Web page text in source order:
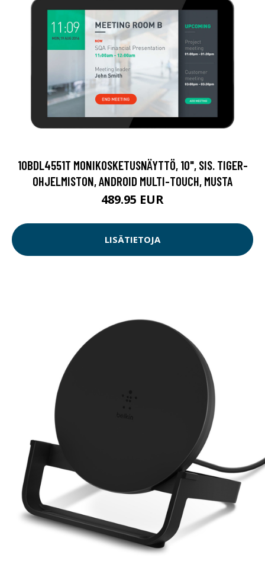
10BDL4551T MONIKOSKETUSNÄYTTÖ, 10", SIS. TIGER-
OHJELMISTON, ANDROID MULTI-TOUCH, MUSTA
489.95 EUR
LISÄTIETOJA